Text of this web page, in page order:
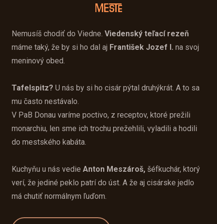
meste
Nemusíš chodiť do Viedne. Viedenský teľací rezeň
máme taký, že by si ho dal aj František Jozef I. na svoj
meninový obed.
Tafelspitz? U nás by si ho cisár pýtal druhýkrát. A to sa
mu často nestávalo.
V PaB Donau varíme poctivo, z receptov, ktoré prežili
monarchiu, len sme ich trochu prežehlili, vyladili a hodili
do mestského kabáta.
Kuchyňu u nás vedie Anton Meszároš, šéfkuchár, ktorý
verí, že jediné peklo patrí do úst. A že aj cisárske jedlo
má chutiť normálnym ľuďom.